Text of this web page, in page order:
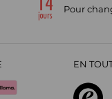
Pour
EN